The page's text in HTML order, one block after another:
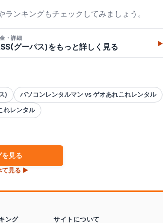
ンキングもチェックしてみましょう。
・詳細
グーパス)をもっと詳しく見る ▶
)
パソコンレンタルマン vs ゲオあれこれレンタル
れレンタル
を見る
て見る ▶
ング サイトについて